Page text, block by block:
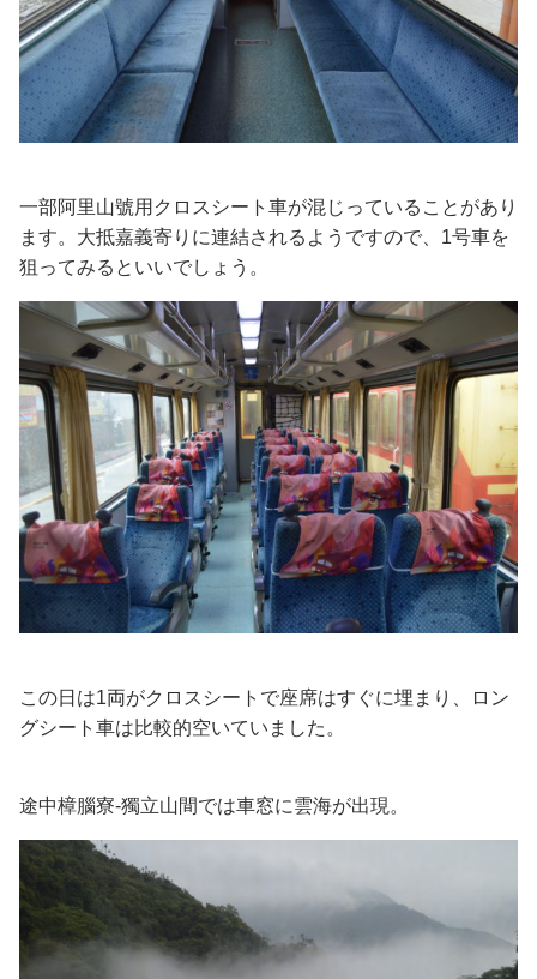
一部阿里山號用クロスシート車が混じっていることがあり
ます。大抵嘉義寄りに連結されるようですので、1号車を
狙ってみるといいでしょう。
この日は1両がクロスシートで座席はすぐに埋まり、ロン
グシート車は比較的空いていました。
途中樟腦寮-獨立山間では車窓に雲海が出現。